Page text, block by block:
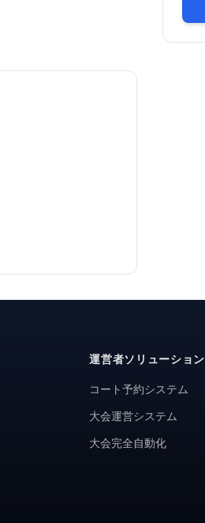
運営者ソリューション
コート予約システム
大会運営システム
大会完全自動化